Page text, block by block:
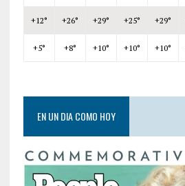
+12° +26° +29° +25° +29°
+5° +8° +10° +10° +10°
EN UN DIA COMO HOY